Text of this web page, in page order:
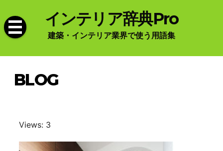
to
content
インテリア辞典Pro
建築・インテリア業界で使う用語集
BLOG
Views: 3